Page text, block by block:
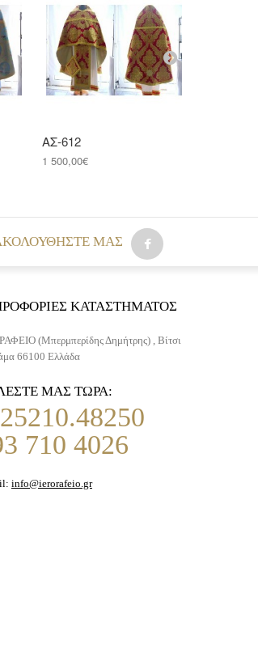
ΑΣ-612
1 500,00€
ΜΑΣ
ΚΑΤΑΣΤΉΜΑΤΟΣ
(Μπερμπερίδης Δημήτρης) , Βίτσι
66100 Ελλάδα
ΜΑΣ ΤΏΡΑ:
25210.48250
710 4026
info@ierorafeio.gr